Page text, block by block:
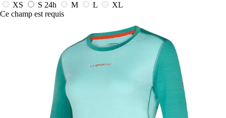
XS
S 24h M L
XL
Ce champ est requis